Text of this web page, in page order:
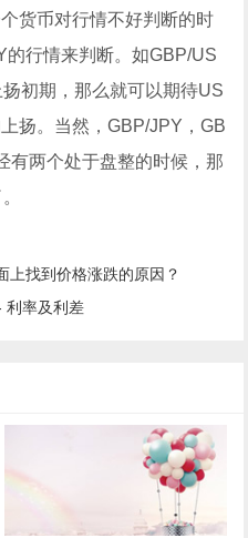
货币对行情不好判断的时
行情来判断。如GBP/US
初期，那么就可以期待US
扬。当然，GBP/JPY，GB
有两个处于盘整的时候，那
上找到价格涨跌的原因？
利率及利差